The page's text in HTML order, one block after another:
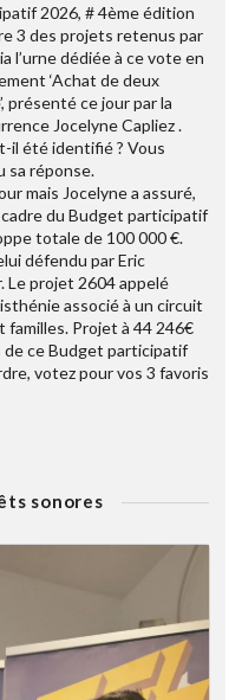
2026, # 4ème édition
3 des projets retenus par
l’urne dédiée à ce vote en
‘Achat de deux
présenté ce jour par la
Jocelyne Capliez .
il été identifié ? Vous
sa réponse.
mais Jocelyne a assuré,
du Budget participatif
totale de 100 000 €.
défendu par Eric
Le projet 2604 appelé
associé à un circuit
Projet à 44 246€
de ce Budget participatif
votez pour vos 3 favoris
sonores